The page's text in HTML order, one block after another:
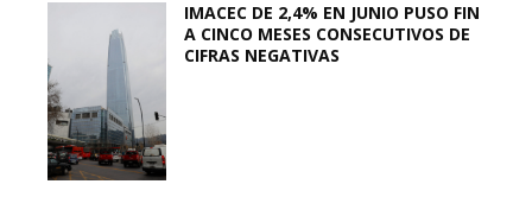
IMACEC DE 2,4% EN JUNIO PUSO FIN
A CINCO MESES CONSECUTIVOS DE
CIFRAS NEGATIVAS